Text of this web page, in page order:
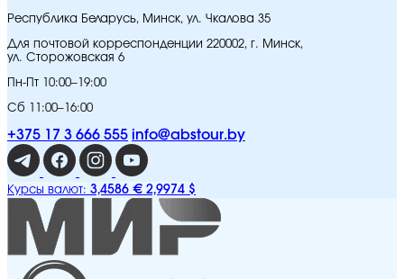
Республика Беларусь, Минск, ул. Чкалова 35
Для почтовой корреспонденции 220002, г. Минск,
ул. Сторожовская 6
Пн-Пт 10:00–19:00
Сб 11:00–16:00
+375 17 3 666 555 info@abstour.by
Курсы валют: 3,4586 € 2,9974 $